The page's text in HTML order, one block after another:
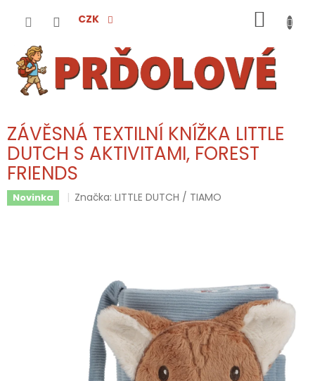
CZK
KOŠÍK
ZÁVĚSNÁ TEXTILNÍ KNÍŽKA LITTLE
DUTCH S AKTIVITAMI, FOREST
FRIENDS
Novinka Značka:LITTLE DUTCH / TIAMO